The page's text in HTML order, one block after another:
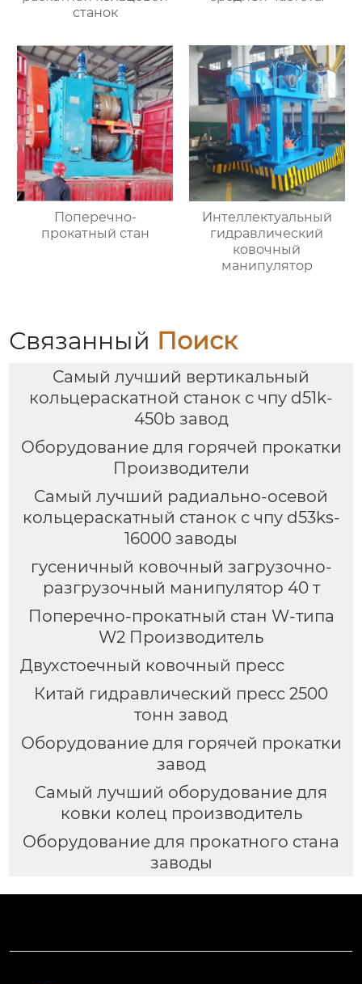
станок
Поперечно-
прокатный стан
Интеллектуальный
гидравлический
ковочный
манипулятор
Связанный Поиск
Самый лучший вертикальный
кольцераскатной станок с чпу d51k-
450b завод
Оборудование для горячей прокатки
Производители
Самый лучший радиально-осевой
кольцераскатный станок с чпу d53ks-
16000 заводы
гусеничный ковочный загрузочно-
разгрузочный манипулятор 40 т
Поперечно-прокатный стан W-типа
W2 Производитель
Двухстоечный ковочный пресс
Китай гидравлический пресс 2500
тонн завод
Оборудование для горячей прокатки
завод
Самый лучший оборудование для
ковки колец производитель
Оборудование для прокатного стана
заводы